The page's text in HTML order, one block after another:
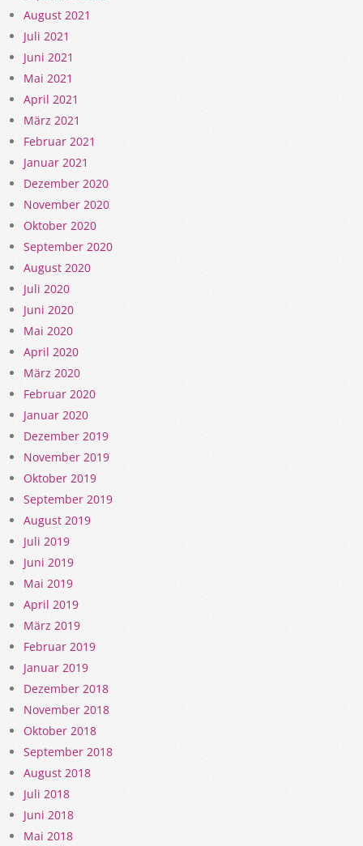
August 2021
Juli 2021
Juni 2021
Mai 2021
April 2021
März 2021
Februar 2021
Januar 2021
Dezember 2020
November 2020
Oktober 2020
September 2020
August 2020
Juli 2020
Juni 2020
Mai 2020
April 2020
März 2020
Februar 2020
Januar 2020
Dezember 2019
November 2019
Oktober 2019
September 2019
August 2019
Juli 2019
Juni 2019
Mai 2019
April 2019
März 2019
Februar 2019
Januar 2019
Dezember 2018
November 2018
Oktober 2018
September 2018
August 2018
Juli 2018
Juni 2018
Mai 2018